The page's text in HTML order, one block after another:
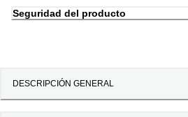
Seguridad del producto
DESCRIPCIÓN GENERAL